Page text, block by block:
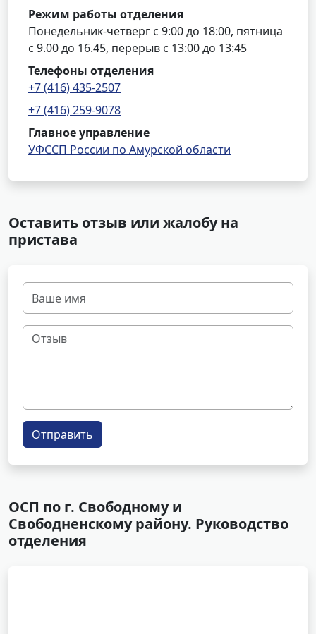
Режим работы отделения
Понедельник-четверг с 9:00 до 18:00, пятница
с 9.00 до 16.45, перерыв с 13:00 до 13:45
Телефоны отделения
+7 (416) 435-2507
+7 (416) 259-9078
Главное управление
УФССП России по Амурской области
Оставить отзыв или жалобу на
пристава
Отправить
ОСП по г. Свободному и
Свободненскому району. Руководство
отделения